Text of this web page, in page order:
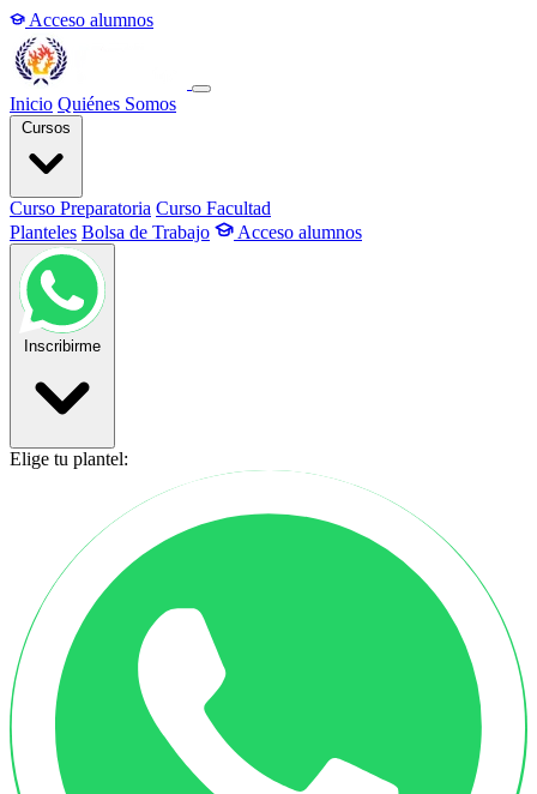
Acceso alumnos
Inicio Quiénes Somos
Curso Preparatoria Curso Facultad
Planteles Bolsa de Trabajo Acceso alumnos
Inscribirme
Elige tu plantel: